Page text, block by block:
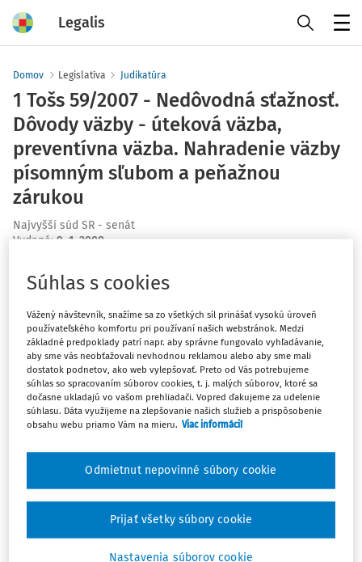
Legalis
Domov Legislatíva Judikatúra
1 Tošs 59/2007 - Nedôvodná sťažnosť.
Dôvody väzby - úteková väzba,
preventívna väzba. Nahradenie väzby
písomným sľubom a peňažnou
zárukou
Najvyšší súd SR - senát
Vydané: 9. 1. 2008
Máte predplatné?
Ups, zatiaľ ste si prečítali len
začiatok...
Celý odborný obsah z tejto oblasti je
dostupný predplatiteľom portálu.
Odomknite si prístup k odbornému
obsahu a získajte prístup na 10 dní
Súhlas s cookies
Vážený návštevník, snažíme sa zo všetkých síl prinášať vysokú úroveň
používateľského komfortu pri používaní našich webstránok. Medzi
základné predpoklady patrí napr. aby správne fungovalo vyhľadávanie,
aby sme vás neobťažovali nevhodnou reklamou alebo aby sme mali
dostatok podnetov, ako web vylepšovať. Preto od Vás potrebujeme
súhlas so spracovaním súborov cookies, t. j. malých súborov, ktoré sa
dočasne ukladajú vo vašom prehliadači. Vopred ďakujeme za udelenie
súhlasu. Dáta využijeme na zlepšovanie našich služieb a prispôsobenie
obsahu webu priamo Vám na mieru. Viac informácií
Nastavenia súborov cookie
Odmietnut nepovinné súbory cookie
Prijať všetky súbory cookie